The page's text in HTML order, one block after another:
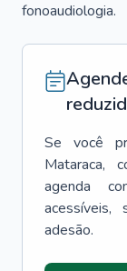
fonoaudiologia.
Se você
Mataraca,
agenda
adesão.